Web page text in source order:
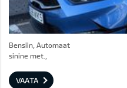
Bensiin, Automaat
sinine met.,
VAATA